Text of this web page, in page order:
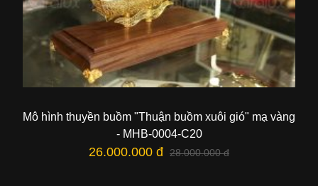
Mô hình thuyền buồm "Thuận buồm xuôi gió" mạ vàng
- MHB-0004-C20
26.000.000 đ 28.000.000 đ